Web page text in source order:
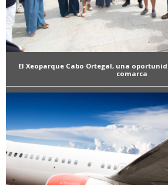
El Xeoparque Cabo Ortegal, una
comarca